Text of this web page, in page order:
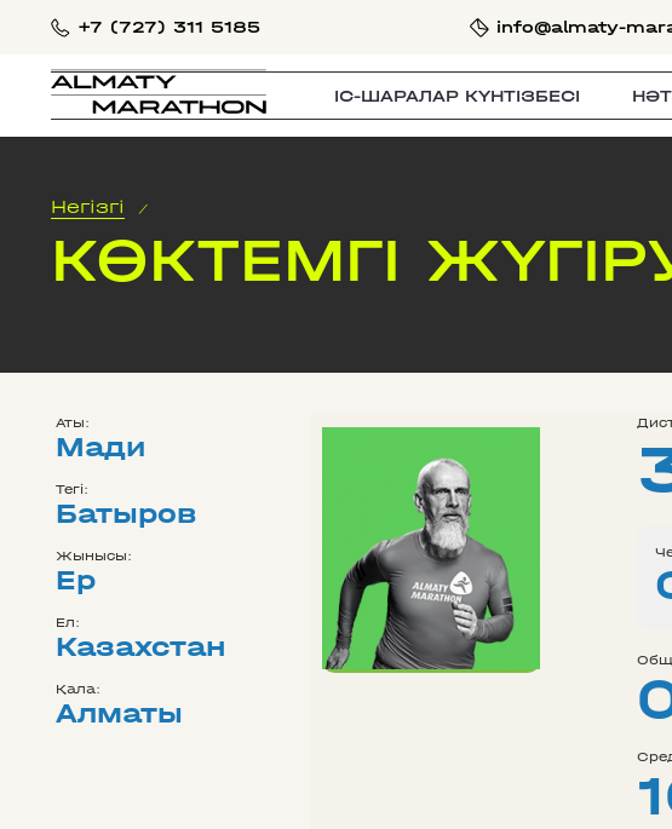
+7 (727) 311 5185 info@almaty-
IС-ШАРАЛАР КҮНТІЗБЕСI
Негізгі /
КӨКТЕМГІ
Аты:
Мади
Тегі:
Батыров
Жынысы:
Ер
Ел:
Казахстан
Қала:
Алматы